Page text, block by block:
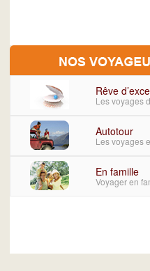
Rêve
Les voyages
Autotour
Les voyages
En famille
Voyager en